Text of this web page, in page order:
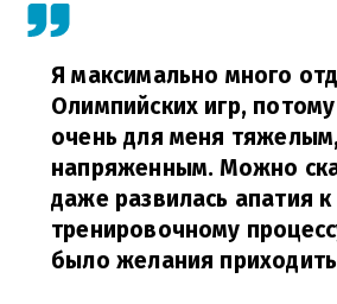
Я максимально много
Олимпийских игр,
очень для меня тяжелым,
напряженным. Можно
даже развилась апатия к
тренировочному
было желания